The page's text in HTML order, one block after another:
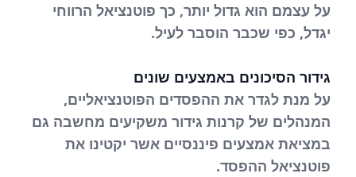
על עצמם הוא גדול יותר, כך פוטנציאל הרווחי
יגדל, כפי שכבר הוסבר לעיל.
גידור הסיכונים באמצעים שונים
על מנת לגדר את ההפסדים הפוטנציאליים,
המנהלים של קרנות גידור משקיעים מחשבה גם
במציאת אמצעים פיננסיים אשר יקטינו את
פוטנציאל ההפסד.